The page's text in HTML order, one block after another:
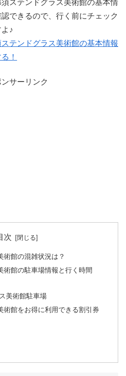
ステンドグラス美術館の基本情
できるので、行く前にチェック
♪
ステンドグラス美術館の基本情報
！
ンサーリンク
次
術館の混雑状況は？
術館の駐車場情報と行く時間
美術館駐車場
術館をお得に利用できる割引券